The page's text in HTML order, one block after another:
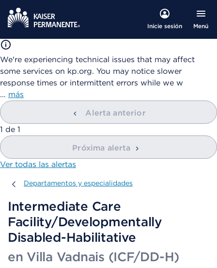
Inicie sesión Menú
We're experiencing technical issues that may affect
some services on kp.org. You may notice slower
response times or intermittent errors while we w
… más
Alerta anterior
mostrando
1 de 1
Próxima alerta
Ver todas las alertas
Departamentos y especialidades
Departamentos y especialidades
Intermediate Care
Facility/Developmentally
Disabled-Habilitative
en Villa Vadnais (ICF/DD-H)